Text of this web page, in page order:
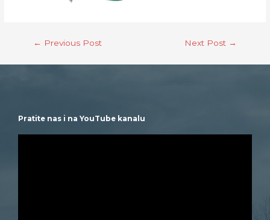
← Previous Post Next Post →
Pratite nas i na YouTube kanalu